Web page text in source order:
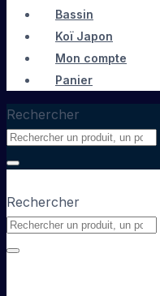
Bassin
Koï Japon
Mon compte
Panier
Rechercher
Rechercher